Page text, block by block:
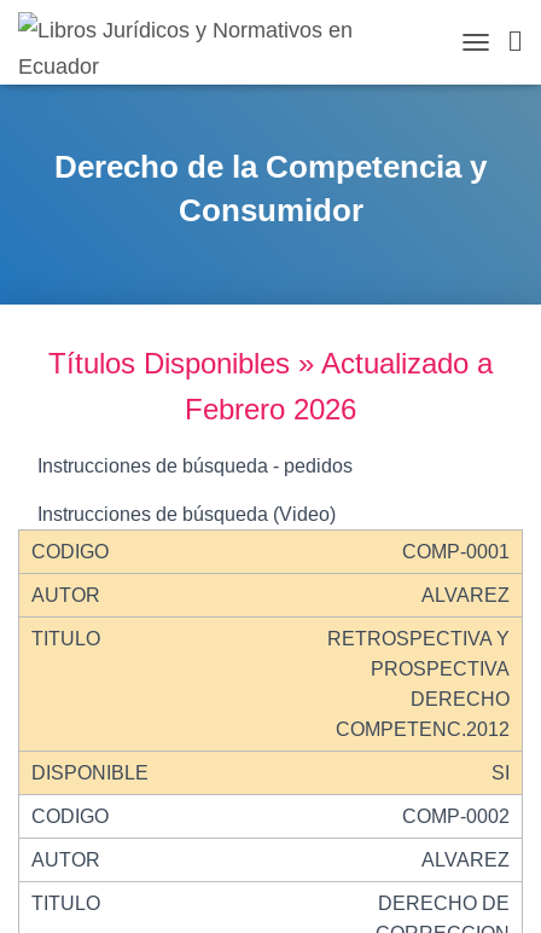
Derecho de la Competencia y
Consumidor
Títulos Disponibles » Actualizado a
Febrero 2026
Instrucciones de búsqueda - pedidos
Instrucciones de búsqueda (Video)
COMP-0001
ALVAREZ
RETROSPECTIVA Y
PROSPECTIVA
DERECHO
COMPETENC.2012
SI
COMP-0002
ALVAREZ
DERECHO DE